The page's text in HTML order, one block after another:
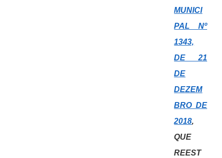
MUNICI
PAL Nº
1343,
DE 21
DE
DEZEM
BRO DE
2018,
QUE
REEST